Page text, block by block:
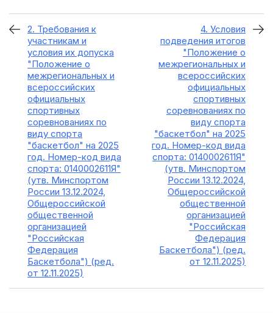
2. Требования к
участникам и
условия их допуска
"Положение о
межрегиональных и
всероссийских
официальных
спортивных
соревнованиях по
виду спорта
"баскетбол" на 2025
год. Номер-код вида
спорта: 0140002611Я"
(утв. Минспортом
России 13.12.2024,
Общероссийской
общественной
организацией
"Российская
Федерация
Баскетбола") (ред.
от 12.11.2025)
4. Условия
подведения итогов
"Положение о
межрегиональных и
всероссийских
официальных
спортивных
соревнованиях по
виду спорта
"баскетбол" на 2025
год. Номер-код вида
спорта: 0140002611Я"
(утв. Минспортом
России 13.12.2024,
Общероссийской
общественной
организацией
"Российская
Федерация
Баскетбола") (ред.
от 12.11.2025)